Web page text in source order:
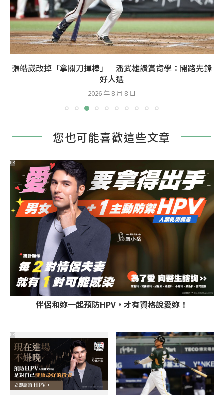
張皓崴改掉「拿關刀揮棒」 潘武雄讚賞肯學：開路先鋒
好人選
2026 年 8 月 8 日
您也可能喜歡這些文章
伴侶和妳一起預防HPV，才有資格說愛妳！
PR
PR